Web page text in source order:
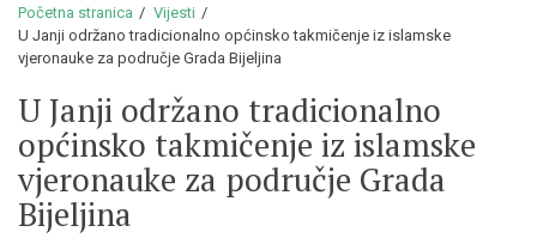
Početna stranica
Vijesti
U Janji održano tradicionalno općinsko takmičenje iz islamske
vjeronauke za područje Grada Bijeljina
U Janji održano tradicionalno
općinsko takmičenje iz islamske
vjeronauke za područje Grada
Bijeljina